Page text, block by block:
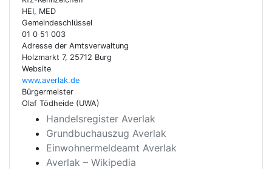
HEI, MED
Gemeindeschlüssel
01 0 51 003
Adresse der Amtsverwaltung
Holzmarkt 7, 25712 Burg
Website
www.averlak.de
Bürgermeister
Olaf Tödheide (UWA)
Handelsregister Averlak
Grundbuchauszug Averlak
Einwohnermeldeamt Averlak
Averlak – Wikipedia